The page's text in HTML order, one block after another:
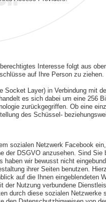
Interesse folgt aus
auf Ihre Person zu
Socket Layer) in Verbindung mit
es sich dabei um eine 256
zurückgegriffen. Ob eine
des Schüssel-
sozialen Netzwerk Facebook
der DSGVO anzusehen. Sind Sie
wir bewusst nicht
ihrer Seiten benutzen.
auf die Ihnen eingeblendeten
Nutzung verbundene
durch diese sozialen Netzwerke